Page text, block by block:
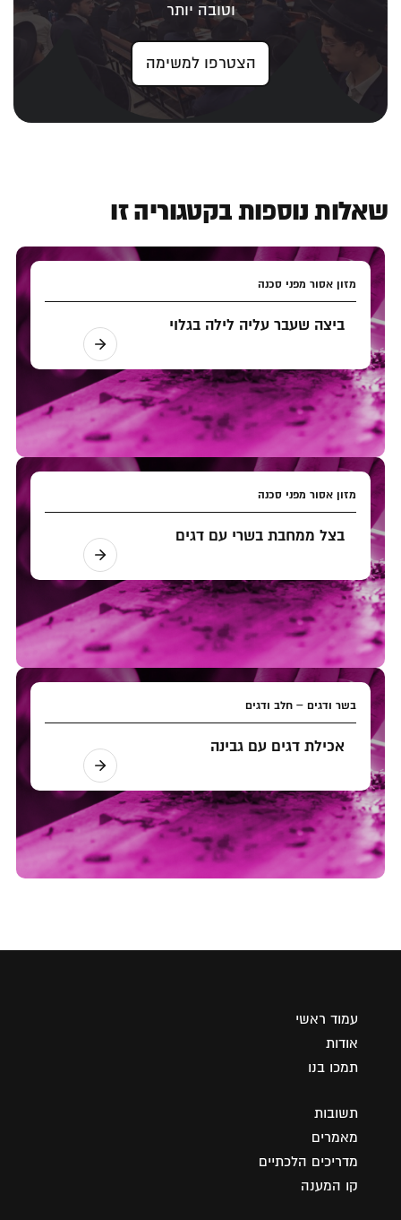
וטובה יותר
הצטרפו למשימה
שאלות נוספות בקטגוריה זו
מזון אסור מפני סכנה
ביצה שעבר עליה לילה בגלוי
מזון אסור מפני סכנה
בצל ממחבת בשרי עם דגים
בשר ודגים – חלב ודגים
אכילת דגים עם גבינה
עמוד ראשי
אודות
תמכו בנו
תשובות
מאמרים
מדריכים הלכתיים
קו המענה